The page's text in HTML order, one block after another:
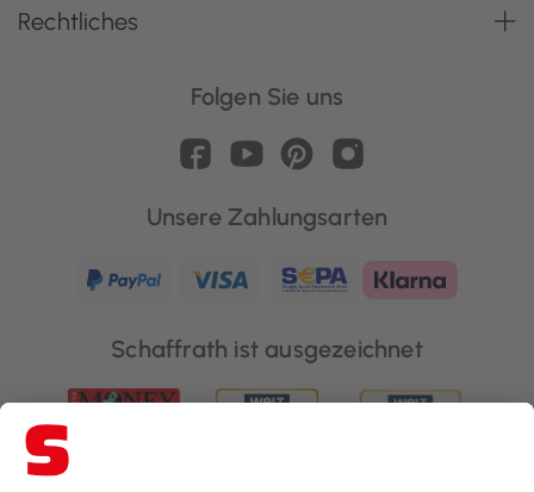
Rechtliches
Folgen Sie uns
Unsere Zahlungsarten
Schaffrath ist ausgezeichnet